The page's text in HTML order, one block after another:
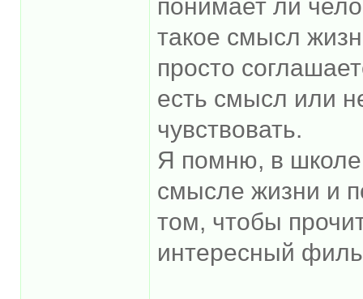
понимает ли
такое смысл
просто
есть смысл или
чувствовать.
Я помню, в школе
смысле жизни и
том, чтобы
интересный